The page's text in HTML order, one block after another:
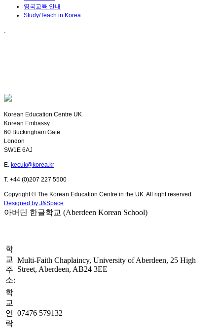
영국교육 안내
Study/Teach in Korea
Korean Education Centre UK
Korean Embassy
60 Buckingham Gate
London
SW1E 6AJ
E. kecuk@korea.kr
T. +44 (0)207 227 5500
Copyright © The Korean Education Centre in the UK. All right reserved
Designed by J&Space
아버딘 한글학교 (Aberdeen Korean School)
학
교
주
소:
Multi-Faith Chaplaincy, University of Aberdeen, 25 High
Street, Aberdeen, AB24 3EE
학
교
연
락
07476 579132